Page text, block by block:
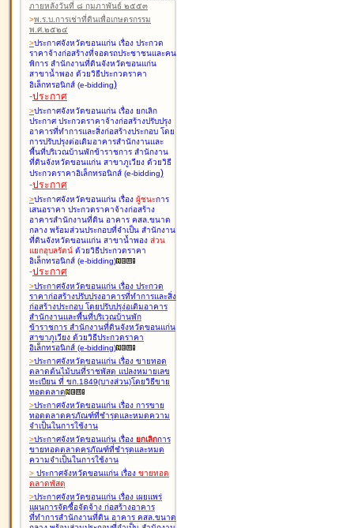
ภายหลังวันที่ ๘ กุมภาพันธ์ ๒๕๕๓
>พ.ร.บ.การเช่าที่ดินเพื่อเกษตรกรรม
พ.ศ.๒๕๒๔
>ประกาศจังหวัดขอนแก่น เรื่อง ประกวด
ราคาจ้างก่อสร้างที่จอดรถประชาชนและคน
พิการ สำนักงานที่ดินจังหวัดขอนแก่น
สาขาน้ำพอง ด้วยวิธีประกวดราคา
อิเล็กทรอนิกส์ (e-bidding)
-ประกาศ
>ประกาศจังหวัดขอนแก่น เรื่อง ยกเลิก
ประกาศ ประกวดราคาจ้างก่อสร้างปรับปรุง
อาคารที่ทำการและสิ่งก่อสร้างประกอบ โดย
การปรับปรุงต่อเติมอาคารสำนักงานและ
พื้นที่บริเวณบ้านพักข้าราชการ สำนักงาน
ที่ดินจังหวัดขอนแก่น สาขาภูเวียง ด้วยวิธี
ประกวดราคาอิเล็กทรอนิกส์ (e-bidding)
-ประกาศ
>ประกาศจังหวัดขอนแก่น เรื่อง ผู้ชนะการ
เสนอราคา ประกวดราคาจ้างก่อสร้าง
อาคารสำนักงานที่ดิน อาคาร คสล.ขนาด
กลาง พร้อมส่วนประกอบที่จำเป็น สำนักงาน
ที่ดินจังหวัดขอนแก่น สาขาน้ำพอง ส่วน
แยกอุบลรัตน์ ด้วยวิธีประกวดราคา
อิเล็กทรอนิกส์ (e-bidding)
-ประกาศ
>ประกาศจังหวัดขอนแก่น เรื่อง ประกวด
ราคาก่อสร้างปรับปรุงอาคารที่ทำการและสิ่ง
ก่อสร้างประกอบ โดยปรับปรุง่อเติมอาคาร
สำนักงานและพื้นที่บริเวณบ้านพัก
ข้าราชการ สำนักงานที่ดินจังหวัดขอนแก่น
สาขาภูเวียง ด้วยวิธีประกวดราคา
อิเล็กทรอนิกส์ (e-bidding)
>ประกาศจังหวัดขอนแก่น เรื่อง ขายทอด
ตลาดต้นไม้บนที่ราชพัสดุ แปลงหมายเลข
ทะเบียน ที่ ขก.1849(บางส่วน)โดยวิธีขาย
ทอดตลาด
>ประกาศจังหวัดขอนแก่น เรื่อง การขาย
ทอดตลาดครุภัณฑ์ที่ชำรุดและหมดความ
จำเป็นในการใช้งาน
>ประกาศจังหวัดขอนแก่น เรื่อง ยกเลิกการ
ขายทอดตลาดครุภัณฑ์ที่ชำรุดและหมด
ความจำเป็นในการใช้งาน
> ประกาศจังหวัดขอนแก่น เรื่อง ขายทอด
ตลาดพัสดุ
>ประกาศจังหวัดขอนแก่น เรื่อง เผยแพร่
แผนการจัดซื้อจัดจ้าง ก่อสร้างอาคาร
ที่ทำการสำนักงานที่ดิน อาคาร คสล.ขนาด